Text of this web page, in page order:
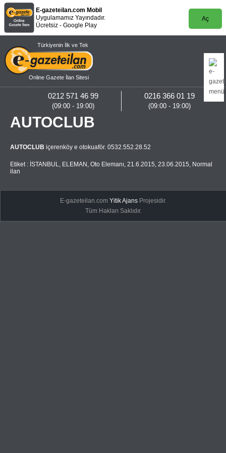
E-gazeteilan.com Mobil
Uygulamamız Yayındadır.
Ücretsiz - Google Play
Aç
Türkiyenin İlk ve Tek
Online Gazete İlan Sitesi
0216 366 01 19
(09:00 - 19:00)
0212 571 46 99
(09:00 - 19:00)
AUTOCLUB
AUTOCLUB içerenköy e otokuaför. 0532.552.28.52
Etiket : İSTANBUL, ELEMAN , Oto Elemanı, 21.6.2015, 23.06.2015, Normal
ilan
E-gazeteilan.comYitik Ajans Projesidir.
Tüm Hakları Saklıdır.